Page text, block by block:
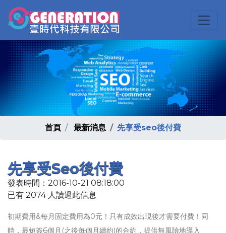
首頁 最新消息 先享受seo後付費
先享受seo後付費
發表時間：2016-10-21 08:18:00
已有 2074 人讀過此信息
初期費用&每月固定費用為0元！只有成效出現後才需要付費！同
時，最短簽6個月(之後每個月續約)的合約，提供無風險地導入